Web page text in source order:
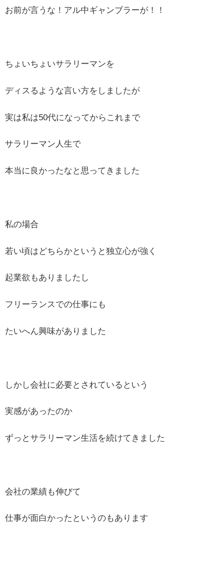
お前が言うな！アル中ギャンブラーが！！
ちょいちょいサラリーマンを
ディスるような言い方をしましたが
実は私は50代になってからこれまで
サラリーマン人生で
本当に良かったなと思ってきました
私の場合
若い頃はどちらかというと独立心が強く
起業欲もありましたし
フリーランスでの仕事にも
たいへん興味がありました
しかし会社に必要とされているという
実感があったのか
ずっとサラリーマン生活を続けてきました
会社の業績も伸びて
仕事が面白かったというのもあります